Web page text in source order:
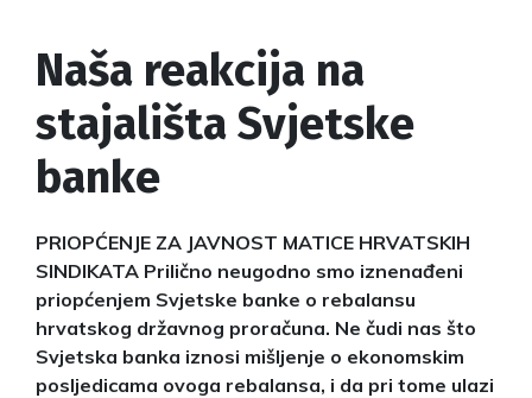
Naša reakcija na
stajališta Svjetske
banke
PRIOPĆENJE ZA JAVNOST MATICE HRVATSKIH
SINDIKATA Prilično neugodno smo iznenađeni
priopćenjem Svjetske banke o rebalansu
hrvatskog državnog proračuna. Ne čudi nas što
Svjetska banka iznosi mišljenje o ekonomskim
posljedicama ovoga rebalansa, i da pri tome ulazi